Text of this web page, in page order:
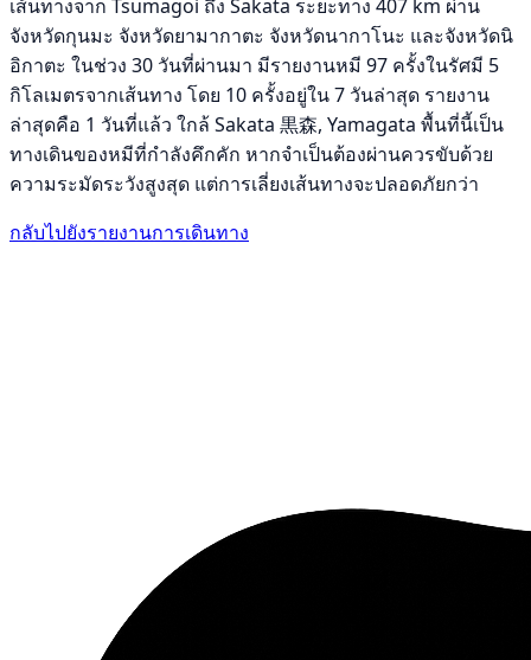
เส้นทางจาก Tsumagoi ถึง Sakata ระยะทาง 407 km ผ่าน
จังหวัดกุนมะ จังหวัดยามากาตะ จังหวัดนากาโนะ และจังหวัดนิ
อิกาตะ ในช่วง 30 วันที่ผ่านมา มีรายงานหมี 97 ครั้งในรัศมี 5
กิโลเมตรจากเส้นทาง โดย 10 ครั้งอยู่ใน 7 วันล่าสุด รายงาน
ล่าสุดคือ 1 วันที่แล้ว ใกล้ Sakata 黒森, Yamagata พื้นที่นี้เป็น
ทางเดินของหมีที่กำลังคึกคัก หากจำเป็นต้องผ่านควรขับด้วย
ความระมัดระวังสูงสุด แต่การเลี่ยงเส้นทางจะปลอดภัยกว่า
กลับไปยังรายงานการเดินทาง